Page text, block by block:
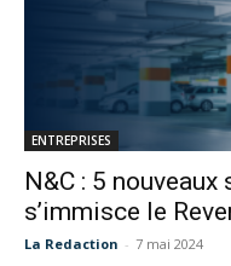
ENTREPRISES
N&C : 5
s’immisce le
La Redaction - 7 mai 2024